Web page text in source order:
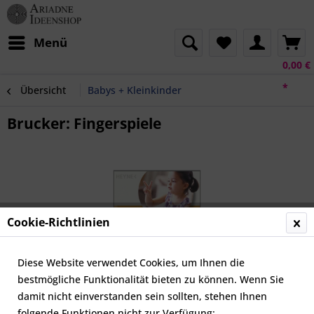
Menü
0,00 €
*
Übersicht Babys + Kleinkinder
Brucker: Fingerspiele
Cookie-Richtlinien
Diese Website verwendet Cookies, um Ihnen die
bestmögliche Funktionalität bieten zu können. Wenn Sie
damit nicht einverstanden sein sollten, stehen Ihnen